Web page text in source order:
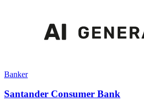
Banker
Santander Consumer Bank